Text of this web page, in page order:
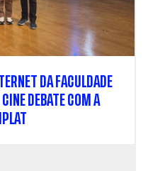
DA FACULDADE
DEBATE COM A